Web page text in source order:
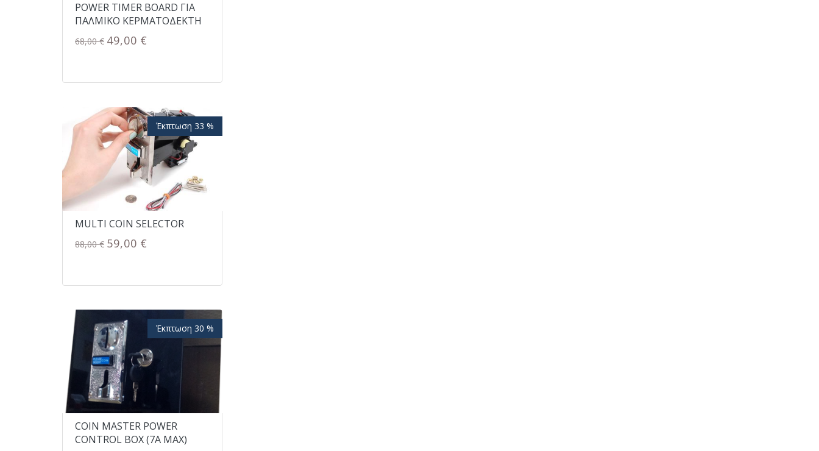
POWER TIMER BOARD ΓΙΑ
ΠΑΛΜΙΚΟ ΚΕΡΜΑΤΟΔΕΚΤΗ
68,00 € 49,00 €
Έκπτωση 33 %
MULTI COIN SELECTOR
88,00 € 59,00 €
Έκπτωση 30 %
COIN MASTER POWER
CONTROL BOX (7A MAX)